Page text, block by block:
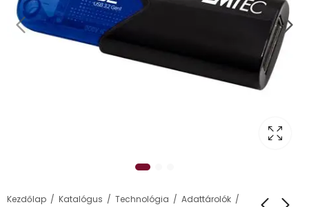
Kezdőlap Katalógus Technológia
Adattárolók